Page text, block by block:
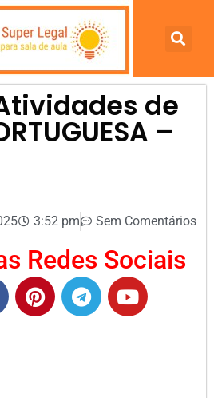
de
–
3:52 pm Sem Comentários
Redes Sociais